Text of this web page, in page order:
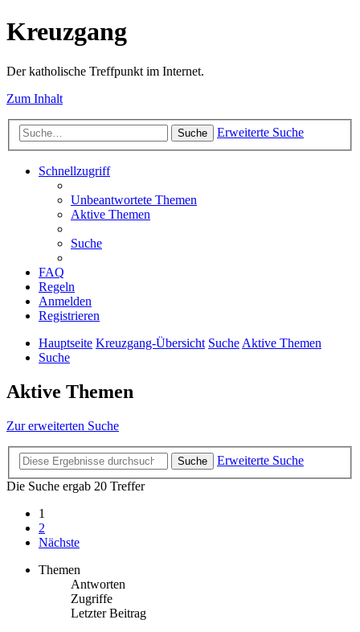
Kreuzgang
Der katholische Treffpunkt im Internet.
Zum Inhalt
Suche Erweiterte Suche
Schnellzugriff
Unbeantwortete Themen
Aktive Themen
Suche
FAQ
Regeln
Anmelden
Registrieren
Hauptseite Kreuzgang-Übersicht SucheAktive Themen
Suche
Aktive Themen
Zur erweiterten Suche
Suche
Erweiterte Suche
Die Suche ergab 20 Treffer
1
2
Nächste
Themen
Antworten
Zugriffe
Letzter Beitrag